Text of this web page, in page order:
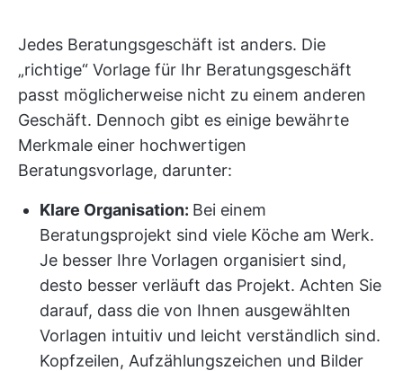
Jedes Beratungsgeschäft ist anders. Die
„richtige“ Vorlage für Ihr Beratungsgeschäft
passt möglicherweise nicht zu einem anderen
Geschäft. Dennoch gibt es einige bewährte
Merkmale einer hochwertigen
Beratungsvorlage, darunter:
Klare Organisation: Bei einem
Beratungsprojekt sind viele Köche am Werk.
Je besser Ihre Vorlagen organisiert sind,
desto besser verläuft das Projekt. Achten Sie
darauf, dass die von Ihnen ausgewählten
Vorlagen intuitiv und leicht verständlich sind.
Kopfzeilen, Aufzählungszeichen und Bilder